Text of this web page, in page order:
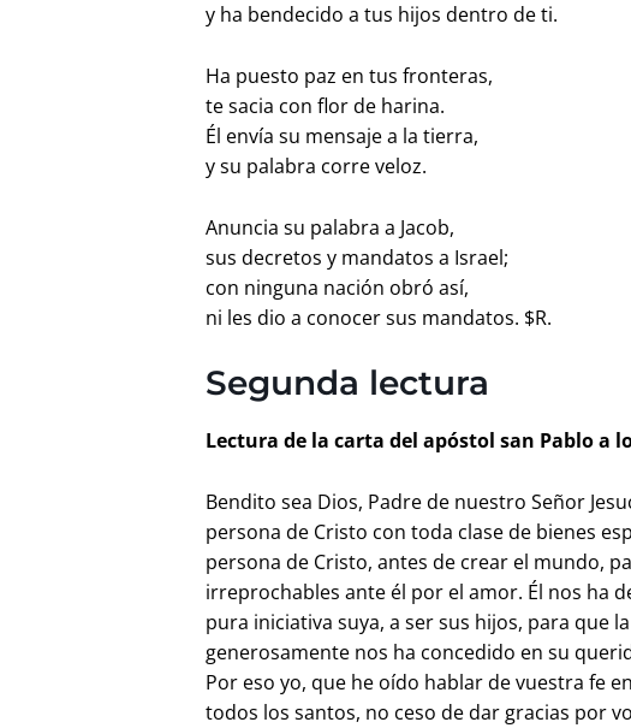
y ha bendecido a tus hijos dentro de ti.
Ha puesto paz en tus fronteras,
te sacia con flor de harina.
Él envía su mensaje a la tierra,
y su palabra corre veloz.
Anuncia su palabra a Jacob,
sus decretos y mandatos a Israel;
con ninguna nación obró así,
ni les dio a conocer sus mandatos. $R.
Segunda lectura
Lectura de la carta del apóstol san Pablo a
Bendito sea Dios, Padre de nuestro Señor
persona de Cristo con toda clase de bienes
persona de Cristo, antes de crear el mundo,
irreprochables ante él por el amor. Él nos ha
pura iniciativa suya, a ser sus hijos, para que
generosamente nos ha concedido en su
Por eso yo, que he oído hablar de vuestra fe
todos los santos, no ceso de dar gracias por